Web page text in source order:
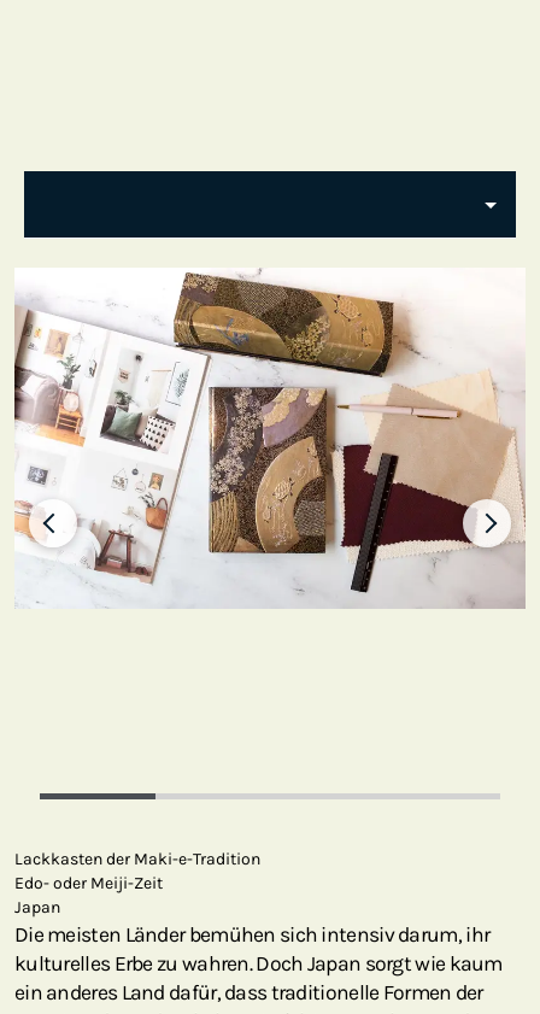
Lackkasten der Maki-e-Tradition
Edo- oder Meiji-Zeit
Japan
Die meisten Länder bemühen sich intensiv darum, ihr
kulturelles Erbe zu wahren. Doch Japan sorgt wie kaum
ein anderes Land dafür, dass traditionelle Formen der